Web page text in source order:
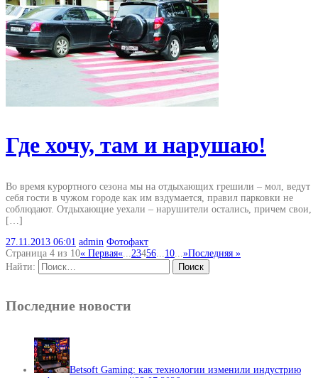
Где хочу, там и нарушаю!
Во время курортного сезона мы на отдыхающих грешили – мол, ведут
себя гости в чужом городе как им вздумается, правил парковки не
соблюдают. Отдыхающие уехали – нарушители остались, причем свои,
[…]
27.11.2013 06:01 admin Фотофакт
Страница 4 из 10« Первая« 23456 10 »Последняя »
Найти:
Последние новости
Betsoft Gaming: как технологии изменили индустрию